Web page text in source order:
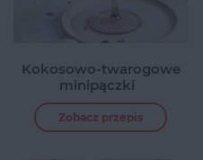
Kokosowo-twarogowe
minipączki
Zobacz przepis